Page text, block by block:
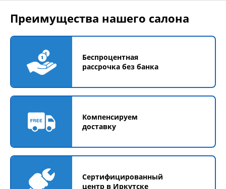
Преимущества нашего салона
Беспроцентная
рассрочка без банка
Компенсируем
доставку
Сертифицированный
центр в Иркутске